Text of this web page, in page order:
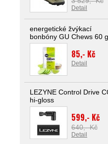
Detail
energetické žvýkací
bonbóny GU Chews 60 g
85,- Kč
Detail
LEZYNE Control Drive
hi-gloss
599,- Kč
640,- Kč
Detail